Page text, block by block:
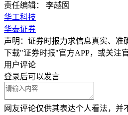
责任编辑： 李越囡
华工科技
华泰证券
声明：证券时报力求信息真实、准
下载"证券时报"官方APP，或关注
用户评论
登录后可以发言
网友评论仅供其表达个人看法，并